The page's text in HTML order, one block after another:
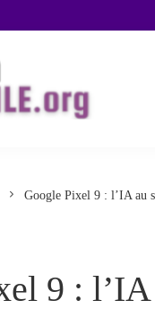
Google Pixel 9 : l’IA au
9 :